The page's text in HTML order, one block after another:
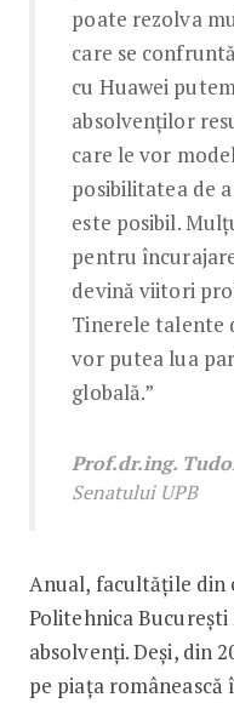
poate rezolva
care se
cu Huawei
absolvenților
care le vor
posibilitatea de
este posibil.
pentru
devină viitori
Tinerele talente
vor putea lua
globală.”
Prof.dr.ing.
Senatului UPB
Anual, facultățile din
Politehnica
absolvenți. Deși, din
pe piața românească